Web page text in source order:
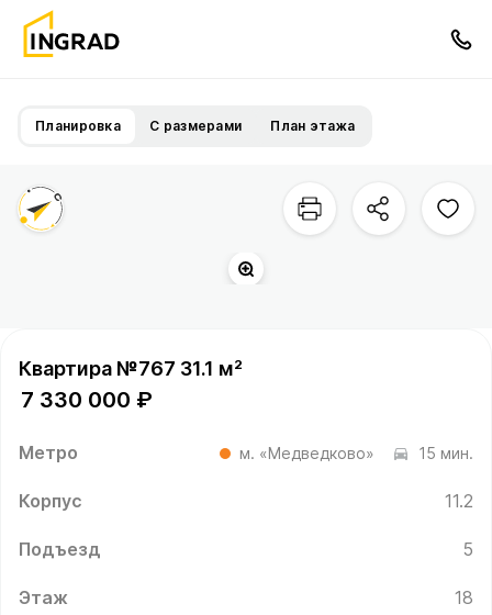
Планировка С размерами План этажа
Квартира №767 31.1 м²
7 330 000 ₽
Метро м. «Медведково» 15 мин.
Корпус 11.2
Подъезд 5
Этаж 18